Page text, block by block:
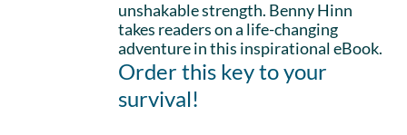
unshakable strength. Benny Hinn
takes readers on a life-changing
adventure in this inspirational eBook.
Order this key to your
survival!